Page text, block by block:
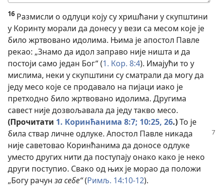
одговор
16 Размисли о одлуци коју су хришћани у скупштини
у Коринту морали да донесу у вези са месом које је
било жртвовано идолима. Њима је апостол Павле
рекао: „Знамо да идол заправо није ништа и да
постоји само један Бог“ (1. Кор. 8:4). Имајући то у
мислима, неки у скупштини су сматрали да могу да
једу месо које се продавало на пијаци иако је
претходно било жртвовано идолима. Другима
савест није дозвољавала да једу такво месо.
(Прочитати 1. Коринћанима 8:7; 10:25, 26.)То је
била ствар личне одлуке. Апостол Павле никада
није саветовао Коринћанима да доносе одлуке
уместо других нити да поступају онако како је неко
други поступио. Свако од њих је морао да положи
„Богу рачун за себе“(Римљ. 14:10-12).